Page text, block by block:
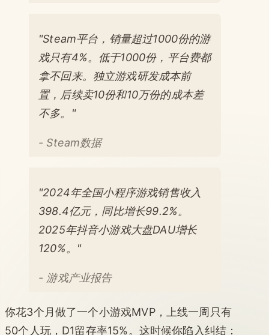
"Steam平台，销量超过1000份的游
戏只有4%。低于1000份，平台费都
拿不回来。独立游戏研发成本前
置，后续卖10份和10万份的成本差
不多。"
- Steam数据
"2024年全国小程序游戏销售收入
398.4亿元，同比增长99.2%。
2025年抖音小游戏大盘DAU增长
120%。"
- 游戏产业报告
你花3个月做了一个小游戏MVP，上线一周只有
50个人玩，D1留存率15%。这时候你陷入纠结：